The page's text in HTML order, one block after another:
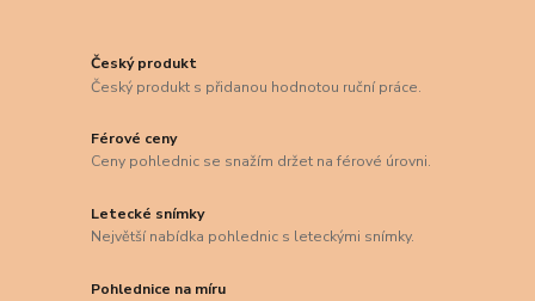
Český produkt
Český produkt s přidanou hodnotou ruční práce.
Férové ceny
Ceny pohlednic se snažím držet na férové úrovni.
Letecké snímky
Největší nabídka pohlednic s leteckými snímky.
Pohlednice na míru